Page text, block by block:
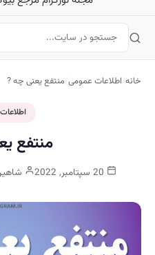
خانه/اطلاعات عمومی/منتفع یعنی چه ?
منتفع